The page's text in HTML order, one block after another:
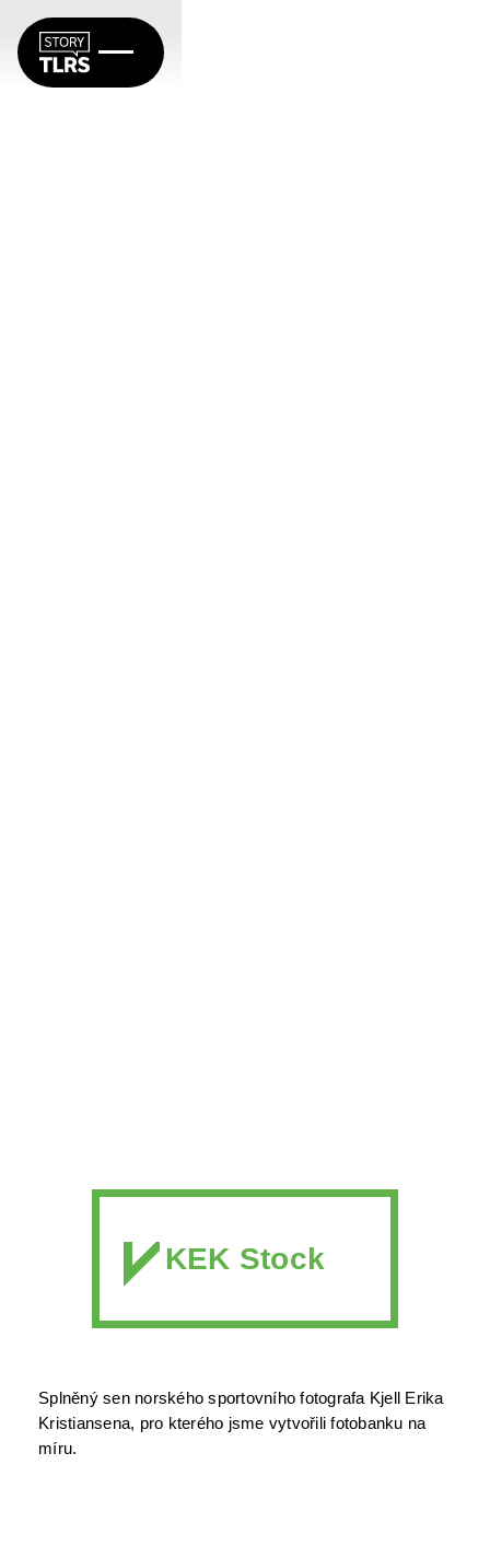
KEK Stock
Splněný sen norského sportovního fotografa Kjell Erika
Kristiansena, pro kterého jsme vytvořili fotobanku na
míru.